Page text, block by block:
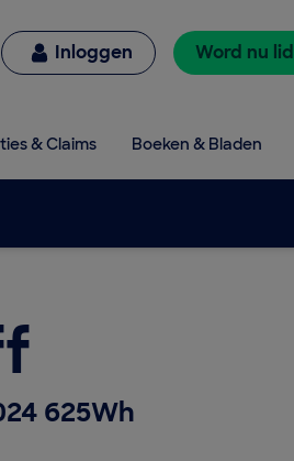
Inloggen Word nu lid
& Claims Boeken & Bladen
625Wh